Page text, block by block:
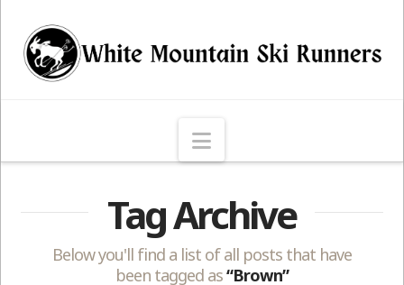
Navigation
Tag Archive
Below you'll find a list of all posts that have
been tagged as“Brown”